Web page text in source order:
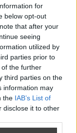
for
below opt-out
that after your
seeing
utilized by
parties prior to
the further
third parties on the
information may
the IAB’s List of
disclose it to other